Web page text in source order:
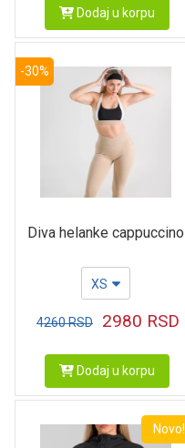
Dodaj u korpu
-30%
Diva helanke cappuccino
XS
4260RSD 2980 RSD
Dodaj u korpu
Novo!